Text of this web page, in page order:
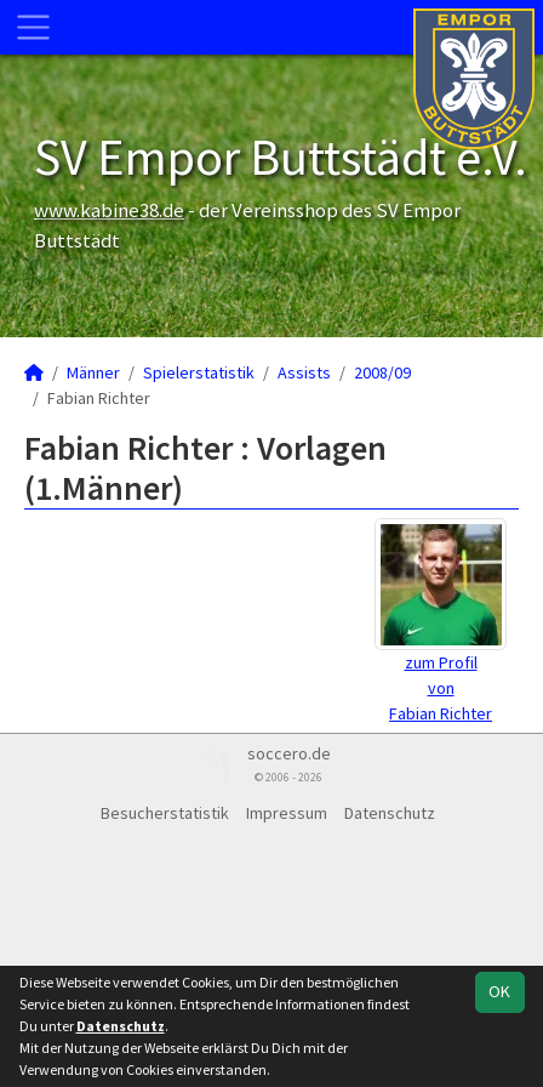
SV Empor Buttstädt e.V.
www.kabine38.de- der Vereinsshop des SV Empor
Buttstädt
Männer Spielerstatistik Assists
2008/09
Fabian Richter
Fabian Richter : Vorlagen
(1.Männer)
zum Profil
von
Fabian Richter
soccero.de
© 2006 - 2026
Besucherstatistik Impressum Datenschutz
OK
Diese Webseite verwendet Cookies, um Dir den bestmöglichen
Service bieten zu können. Entsprechende Informationen findest
Du unter Datenschutz.
Mit der Nutzung der Webseite erklärst Du Dich mit der
Verwendung von Cookies einverstanden.